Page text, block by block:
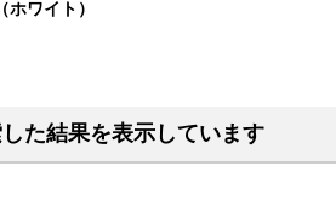
ワイト）
た結果を表示しています